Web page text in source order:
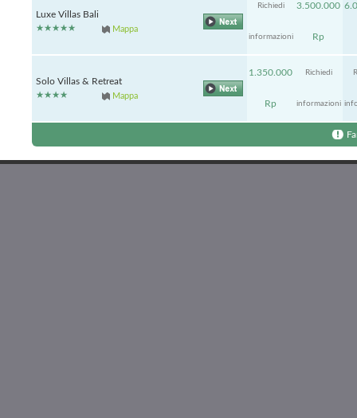
Luxe Villas Bali
Mappa
Richiedi
informazioni
3.500.000
Rp
Solo Villas & Retreat
Mappa
1.350.000
Rp
Richiedi
informazioni